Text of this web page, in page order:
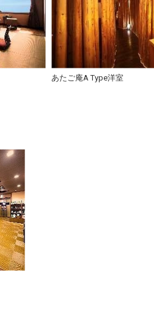
あたご庵A Type洋室